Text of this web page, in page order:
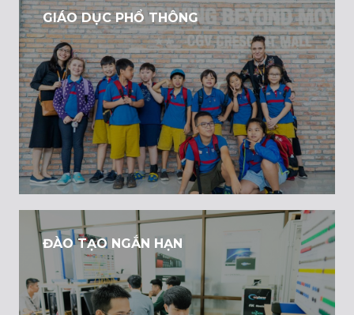
GIÁO DỤC PHỔ THÔNG
ĐÀO TẠO NGẮN HẠN